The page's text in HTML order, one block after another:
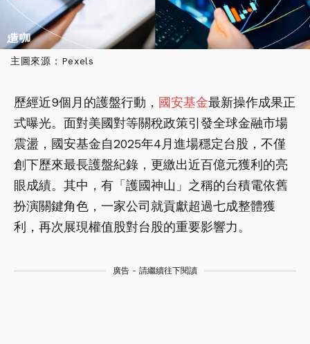
主圖來源：Pexels
歷經近9個月的護盤行動， 國安基金最新操作成果正
式曝光。面對美國對等關稅政策引發全球金融市場
震盪，國安基金自2025年4月進場穩定台股，不僅
創下歷來最長護盤紀錄，更繳出近百億元獲利的亮
眼成績。其中，有「護國神山」之稱的台積電依舊
扮演關鍵角色，一家公司就貢獻超過七成整體獲
利，再次展現權值股對台股的重要影響力。
廣告 - 請繼續往下閱讀